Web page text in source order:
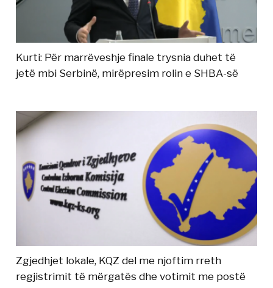
Kurti: Për marrëveshje finale trysnia duhet të
jetë mbi Serbinë, mirëpresim rolin e SHBA-së
Zgjedhjet lokale, KQZ del me njoftim rreth
regjistrimit të mërgatës dhe votimit me postë